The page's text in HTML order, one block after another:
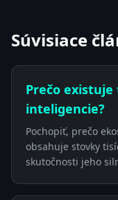
Súvisiace
Prečo
inteligencie?
Pochopiť, prečo
obsahuje stovky
skutočnosti jeho